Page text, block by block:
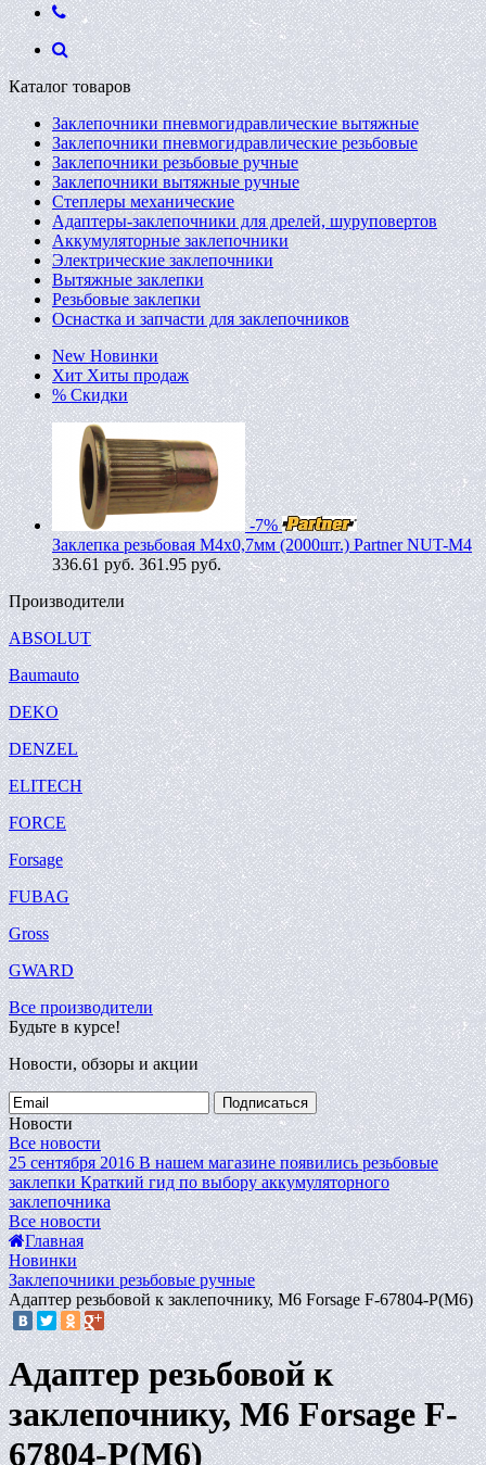
Каталог товаров
Заклепочники пневмогидравлические вытяжные
Заклепочники пневмогидравлические резьбовые
Заклепочники резьбовые ручные
Заклепочники вытяжные ручные
Степлеры механические
Адаптеры-заклепочники для дрелей, шуруповертов
Аккумуляторные заклепочники
Электрические заклепочники
Вытяжные заклепки
Резьбовые заклепки
Оснастка и запчасти для заклепочников
New Новинки
Хит Хиты продаж
% Скидки
-7%
Заклепка резьбовая M4х0,7мм (2000шт.) Partner NUT-M4
336.61руб. 361.95 руб.
Производители
ABSOLUT
Baumauto
DEKO
DENZEL
ELITECH
FORCE
Forsage
FUBAG
Gross
GWARD
Все производители
Будьте в курсе!
Новости, обзоры и акции
Подписаться
Новости
Все новости
25 сентября 2016 В нашем магазине появились резьбовые
заклепки Краткий гид по выбору аккумуляторного
заклепочника
Все новости
Главная
Новинки
Заклепочники резьбовые ручные
Адаптер резьбовой к заклепочнику, M6 Forsage F-67804-P(M6)
Адаптер резьбовой к
заклепочнику, M6 Forsage F-
67804-P(M6)